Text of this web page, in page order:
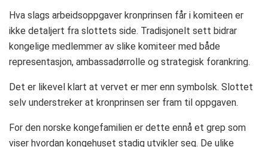
Hva slags arbeidsoppgaver kronprinsen får i komiteen er
ikke detaljert fra slottets side. Tradisjonelt sett bidrar
kongelige medlemmer av slike komiteer med både
representasjon, ambassadørrolle og strategisk forankring.
Det er likevel klart at vervet er mer enn symbolsk. Slottet
selv understreker at kronprinsen ser fram til oppgaven.
For den norske kongefamilien er dette ennå et grep som
viser hvordan kongehuset stadig utvikler seg. De ulike